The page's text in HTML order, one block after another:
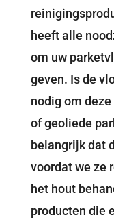
heeft alle
om uw
geven. Is de
nodig om
of geoliede
belangrijk dat
voordat we ze
het hout
producten die